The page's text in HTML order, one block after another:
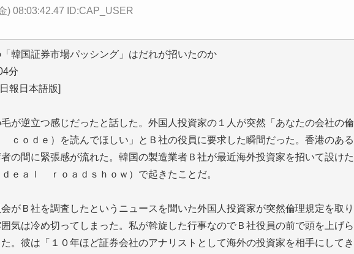
) 08:03:42.47 ID:CAP_USER
韓国証券市場パッシング」はだれが招いたのか
分
報日本語版]
が逆立つ感じだったと話した。外国人投資家の１人が突然「あなたの会社の倫
ｃｏｄｅ）を読んでほしい」とＢ社の役員に要求した瞬間だった。香港のある
の間に緊張感が流れた。韓国の製造業者Ｂ社が最近海外投資家を招いて設けた
ｅａｌ ｒｏａｄｓｈｏｗ）で起きたことだ。
がＢ社を調査したというニュースを聞いた外国人投資家が突然倫理規定を取り
囲気は冷め切ってしまった。私が斡旋した行事なのでＢ社役員の前で頭を上げら
。彼は「１０年ほど証券会社のアナリストとして海外の投資家を相手にしてき